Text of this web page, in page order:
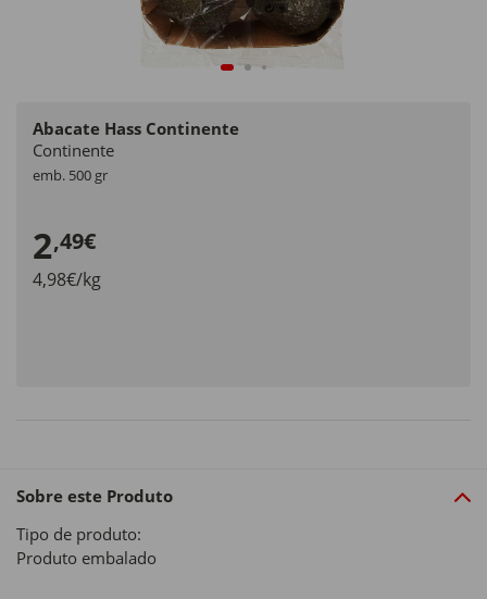
Abacate Hass Continente
Continente
emb. 500 gr
2,49€
4,98€/kg
Sobre este Produto
Tipo de produto:
Produto embalado